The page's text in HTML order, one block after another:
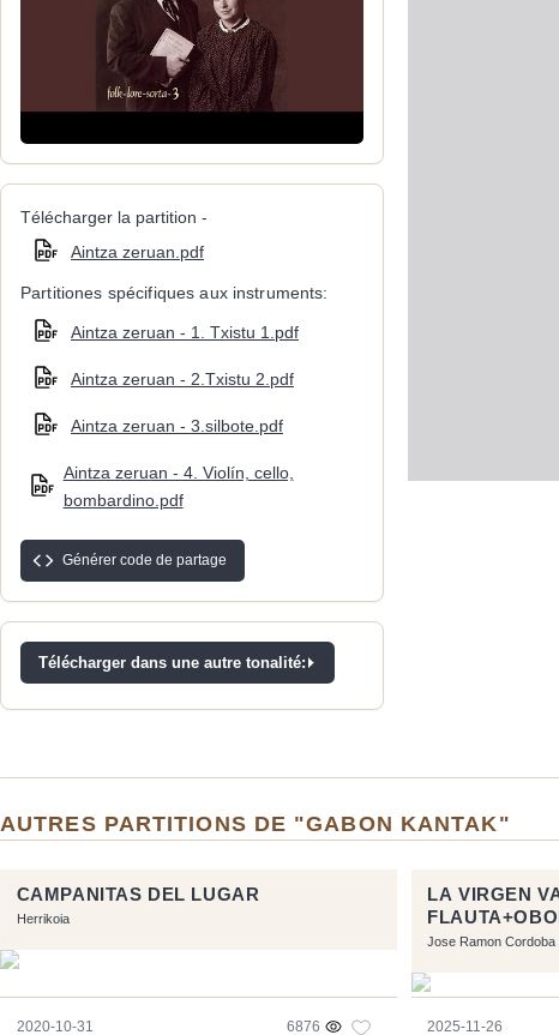
Télécharger la partition -
Aintza zeruan.pdf
Partitiones spécifiques aux instruments:
Aintza zeruan - 1. Txistu 1.pdf
Aintza zeruan - 2.Txistu 2.pdf
Aintza zeruan - 3.silbote.pdf
Aintza zeruan - 4. Violín, cello,
bombardino.pdf
Générer code de partage
Télécharger dans une autre tonalité:
AUTRES PARTITIONS DE "GABON KANTAK"
CAMPANITAS DEL LUGAR
Herrikoia
2020-10-31 6876
LA VIRGEN
Jose Ramon Cordoba
2025-11-26